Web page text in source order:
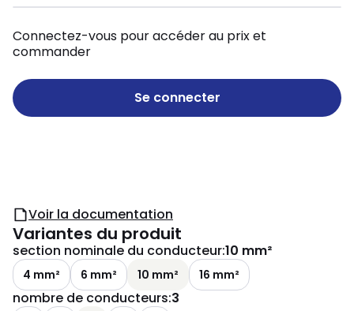
Connectez-vous pour accéder au prix et
commander
Se connecter
Voir la documentation
Variantes du produit
section nominale du conducteur:10 mm²
4 mm² 6 mm² 10 mm² 16 mm²
nombre de conducteurs:3